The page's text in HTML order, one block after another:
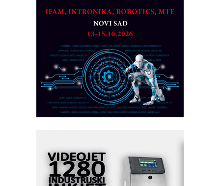
ROSA i SCHUNK podižu proizvodnju
Detekcija različitih oblika
MAREX - Lim i mašine za savremena
rešenja
Marcom-plast d.o.o.- vaš pouzdan
partner
CTO - Prilagodite svoju toplinsku
obradu!
dostupan u Srbiji
MOTOMAN – NEXT-Robotika vođena
veštačkom inteligencijom